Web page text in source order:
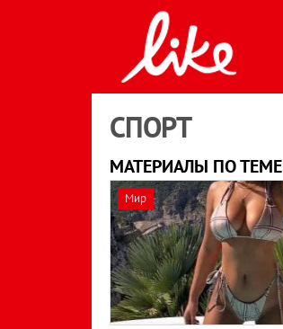
СПОРТ
МАТЕРИАЛЫ ПО ТЕМЕ
Мир